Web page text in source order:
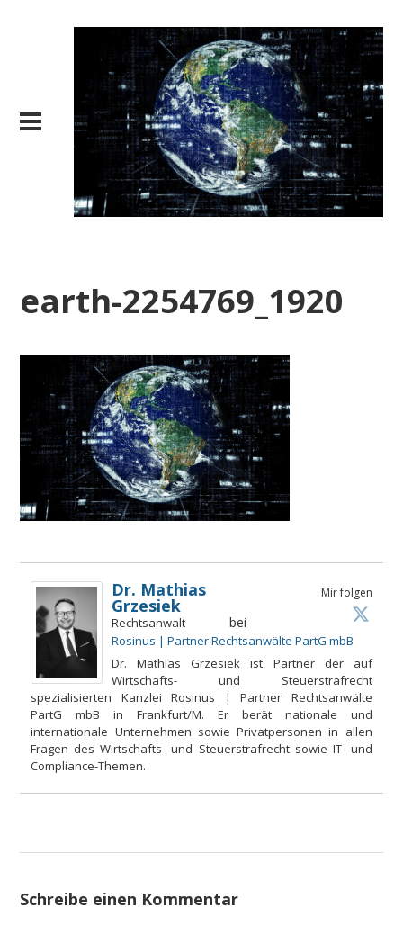
earth-2254769_1920
Mir folgen
Dr. Mathias
Grzesiek
Rechtsanwalt bei
Rosinus | Partner Rechtsanwälte PartG mbB
Dr. Mathias Grzesiek ist Partner der auf
Wirtschafts- und Steuerstrafrecht
spezialisierten Kanzlei Rosinus | Partner Rechtsanwälte
PartG mbB in Frankfurt/M. Er berät nationale und
internationale Unternehmen sowie Privatpersonen in allen
Fragen des Wirtschafts- und Steuerstrafrecht sowie IT- und
Compliance-Themen.
Schreibe einen Kommentar